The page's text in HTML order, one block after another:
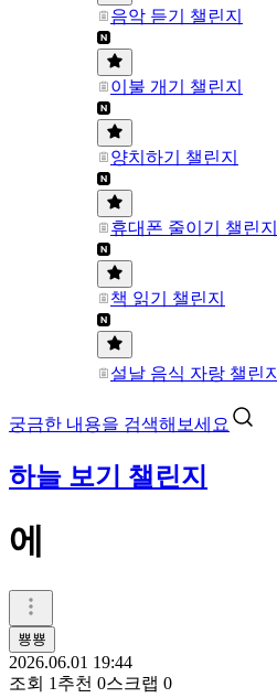
음악 듣기 챌린지
이불 개기 챌린지
양치하기 챌린지
휴대폰 줄이기 챌린지
책 읽기 챌린지
설날 음식 자랑 챌린지
궁금한 내용을 검색해보세요
하늘 보기 챌린지
에
뿅뿅
2026.06.01 19:44
조회 1 추천 0스크랩 0